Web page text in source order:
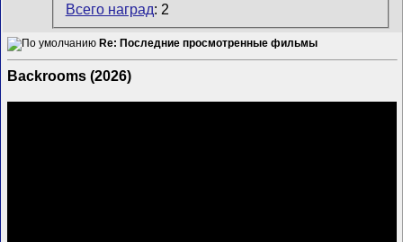
Всего наград: 2
Re: Последние просмотренные фильмы
Backrooms (2026)